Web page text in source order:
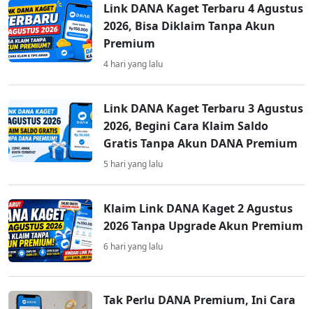
Link DANA Kaget Terbaru 4 Agustus
2026, Bisa Diklaim Tanpa Akun
Premium
4 hari yang lalu
Link DANA Kaget Terbaru 3 Agustus
2026, Begini Cara Klaim Saldo
Gratis Tanpa Akun DANA Premium
5 hari yang lalu
Klaim Link DANA Kaget 2 Agustus
2026 Tanpa Upgrade Akun Premium
6 hari yang lalu
Tak Perlu DANA Premium, Ini Cara